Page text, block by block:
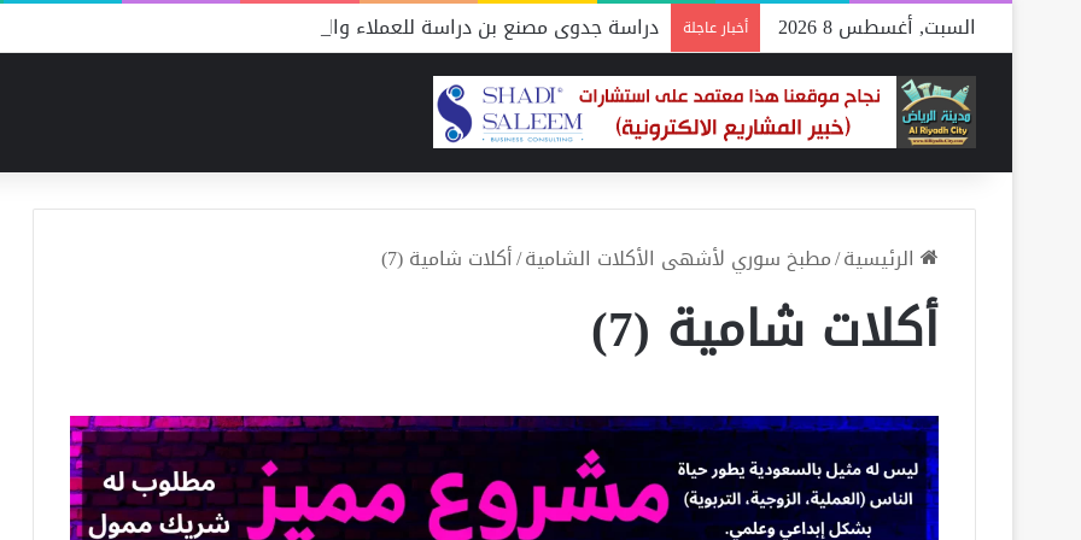
السبت, أغسطس 8 2026 أخبار عاجلة دراسة جدوى مصنع بن دراسة للعملاء والمنافسين
الرئيسية/مطبخ سوري لأشهى الأكلات الشامية/أكلات شامية (7)
أكلات شامية (7)